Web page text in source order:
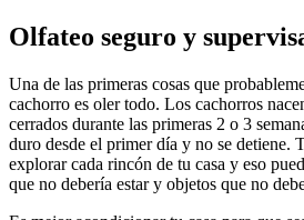
Olfateo seguro y
Una de las primeras cosas que
cachorro es oler todo. Los cachorros
cerrados durante las primeras 2 o 3
duro desde el primer día y no se detiene.
explorar cada rincón de tu casa y eso
que no debería estar y objetos que no